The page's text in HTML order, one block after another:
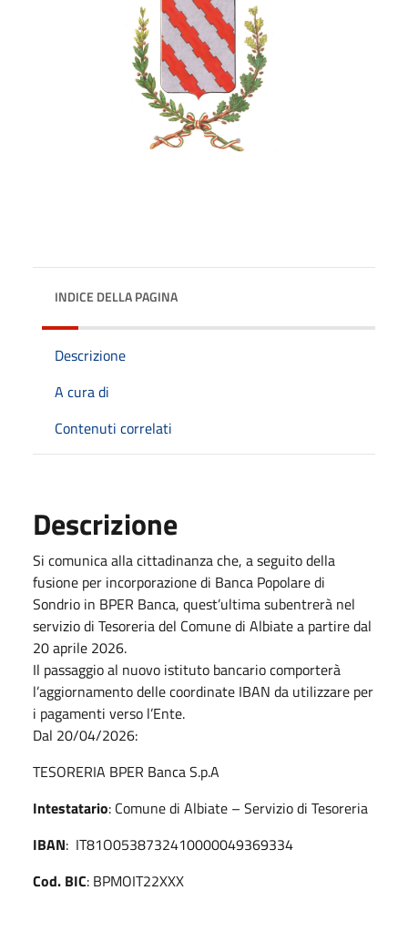
INDICE DELLA PAGINA
Descrizione
A cura di
Contenuti correlati
Descrizione
Si comunica alla cittadinanza che, a seguito della
fusione per incorporazione di Banca Popolare di
Sondrio in BPER Banca, quest’ultima subentrerà nel
servizio di Tesoreria del Comune di Albiate a partire dal
20 aprile 2026.
Il passaggio al nuovo istituto bancario comporterà
l’aggiornamento delle coordinate IBAN da utilizzare per
i pagamenti verso l’Ente.
Dal 20/04/2026:
TESORERIA BPER Banca S.p.A
Intestatario: Comune di Albiate – Servizio di Tesoreria
IBAN: IT81O0538732410000049369334
Cod. BIC: BPMOIT22XXX